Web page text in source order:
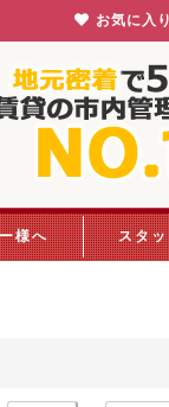
様へ スタ
お気に入り